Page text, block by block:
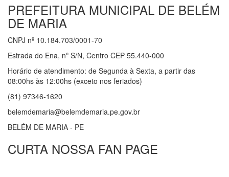
PREFEITURA MUNICIPAL DE BELÉM
DE MARIA
CNPJ nº 10.184.703/0001-70
Estrada do Ena, nº S/N, Centro CEP 55.440-000
Horário de atendimento: de Segunda à Sexta, a partir das
08:00hs às 12:00hs (exceto nos feriados)
(81) 97346-1620
belemdemaria@belemdemaria.pe.gov.br
BELÉM DE MARIA - PE
CURTA NOSSA FAN PAGE